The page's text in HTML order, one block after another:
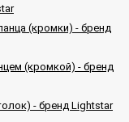
(кромки) - бренд
(кромкой) - бренд
- бренд Lightstar